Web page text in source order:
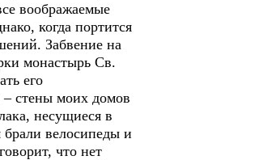
воображаемые
когда портится
Забвение на
монастырь Св.
его
– стены моих домов
несущиеся в
велосипеды и
что нет